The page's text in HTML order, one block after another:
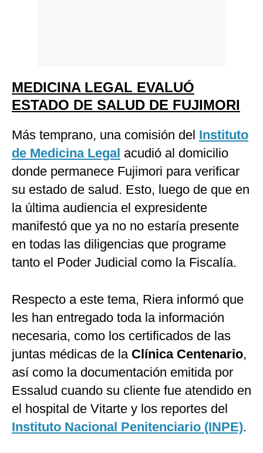
MEDICINA LEGAL EVALUÓ
ESTADO DE SALUD DE FUJIMORI
Más temprano, una comisión del Instituto
de Medicina Legal acudió al domicilio
donde permanece Fujimori para verificar
su estado de salud. Esto, luego de que en
la última audiencia el expresidente
manifestó que ya no no estaría presente
en todas las diligencias que programe
tanto el Poder Judicial como la Fiscalía.
Respecto a este tema, Riera informó que
les han entregado toda la información
necesaria, como los certificados de las
juntas médicas de la Clínica Centenario,
así como la documentación emitida por
Essalud cuando su cliente fue atendido en
el hospital de Vitarte y los reportes del
Instituto Nacional Penitenciario (INPE).